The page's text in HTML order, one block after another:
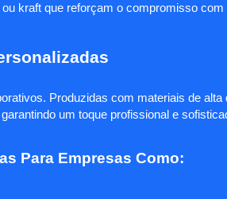
kraft que reforçam o compromisso com
Produzidas com materiais de
um toque profissional e
Para Empresas Como: